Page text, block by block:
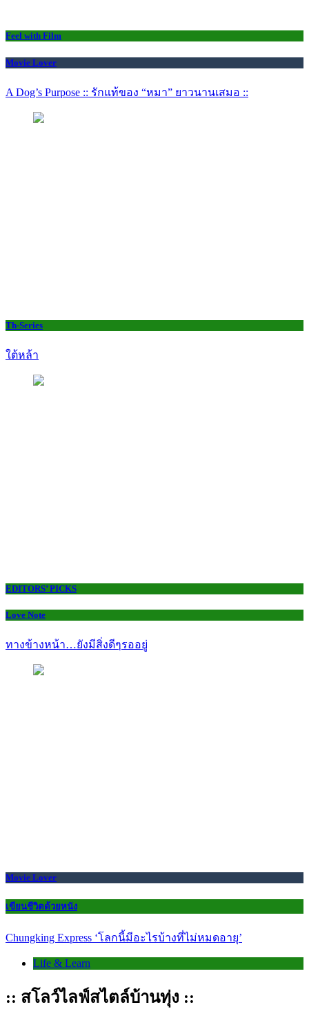
Feel with Film
Movie Lover
A Dog’s Purpose :: รักแท้ของ “หมา” ยาวนานเสมอ ::
Th-Series
ใต้หล้า
EDITORS’ PICKS
Love Note
ทางข้างหน้า…ยังมีสิ่งดีๆรออยู่
Movie Lover
เขียนชีวิตด้วยหนัง
Chungking Express ‘โลกนี้มีอะไรบ้างที่ไม่หมดอายุ’
Life & Learn
:: สโลว์ไลฟ์สไตล์บ้านทุ่ง ::